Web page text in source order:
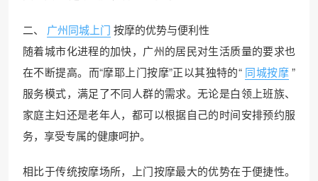
二、 广州同城上门 按摩的优势与便利性
随着城市化进程的加快，广州的居民对生活质量的要求也
在不断提高。而“摩耶上门按摩”正以其独特的“ 同城按摩”
服务模式，满足了不同人群的需求。无论是白领上班族、
家庭主妇还是老年人，都可以根据自己的时间安排预约服
务，享受专属的健康呵护。
相比于传统按摩场所，上门按摩最大的优势在于便捷性。